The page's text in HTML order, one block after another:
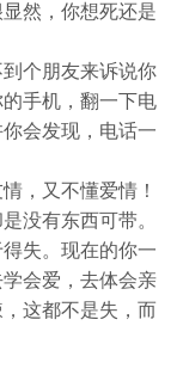
然，你想死还是
个朋友来诉说你
手机，翻一下电
会发现，电话一
，又不懂爱情！
没有东西可带。
失。现在的你一
会爱，去体会亲
这都不是失，而